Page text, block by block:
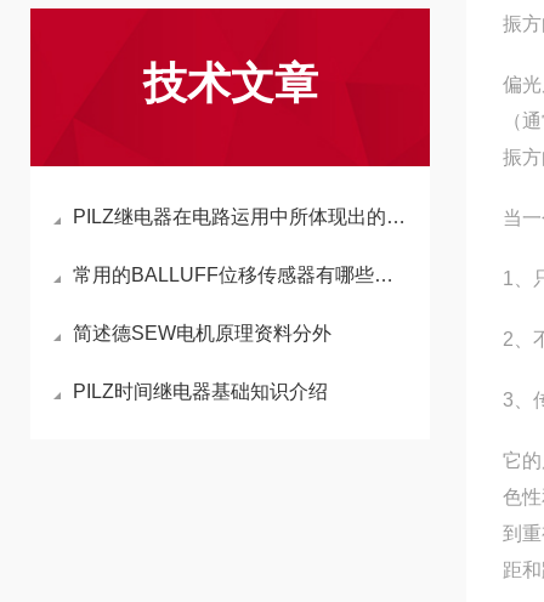
技术文章
PILZ继电器在电路运用中所体现出的功能
常用的BALLUFF位移传感器有哪些以及优缺点
简述德SEW电机原理资料分外
PILZ时间继电器基础知识介绍
振
偏
（
振
当
1、
2、
3、
它
色
到
距